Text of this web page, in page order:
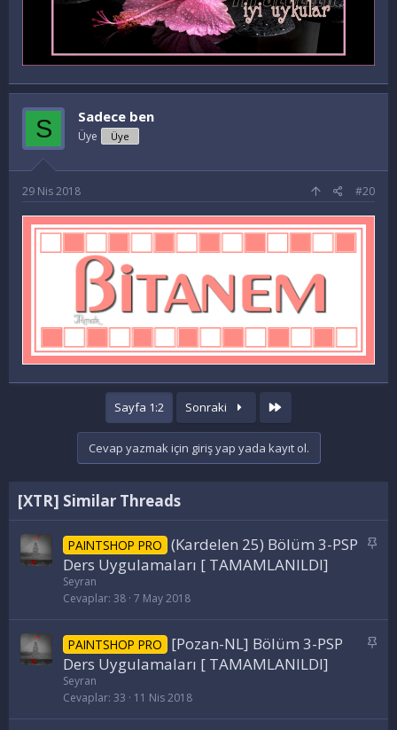
S Sadece ben
Üye Üye
29 Nis 2018 #20
Sayfa 1:2 Sonraki
Cevap yazmak için giriş yap yada kayıt ol.
[XTR] Similar Threads
S
t
PAINTSHOP PRO (Kardelen 25) Bölüm 3-PSP
Ders Uygulamaları [ TAMAMLANILDI]
Seyran
Cevaplar 38 7 May 2018
S
t
PAINTSHOP PRO
[Pozan-NL] Bölüm 3-PSP
Ders Uygulamaları [ TAMAMLANILDI]
Seyran
Cevaplar 33 11 Nis 2018